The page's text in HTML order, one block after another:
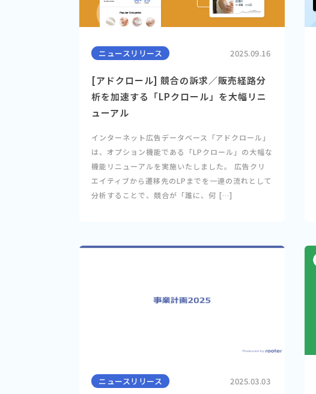
ニュースリリース 2025.09.16
[アドクロール] 競合の訴求／販売経路分
析を加速する「LPクロール」を大幅リニ
ューアル
インターネット広告データベース「アドクロール」
は、オプション機能である「LPクロール」の大幅な
機能リニューアルを実施いたしました。 広告クリ
エイティブから遷移先のLPまでを一連の流れとして
分析することで、競合が「誰に、何 […]
ニュースリリース 2025.03.03